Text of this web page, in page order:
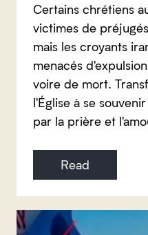
Certains chrétiens
victimes de
mais les croyants
menacés
voire de mort.
l'Église à se
par la prière et
Read